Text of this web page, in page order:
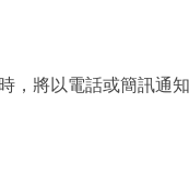
，將以電話或簡訊通